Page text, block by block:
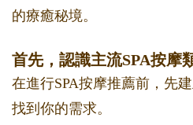
的療癒秘境。
首先，認識主流SPA按摩
在進行SPA按摩推薦前，先
找到你的需求。